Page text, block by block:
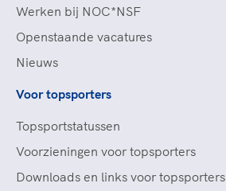
Werken bij NOC*NSF
Openstaande vacatures
Nieuws
Voor topsporters
Topsportstatussen
Voorzieningen voor topsporters
Downloads en links voor topsporters